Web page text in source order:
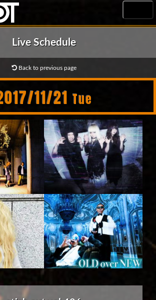
Live Schedule
Back to previous page
11/21 Tue